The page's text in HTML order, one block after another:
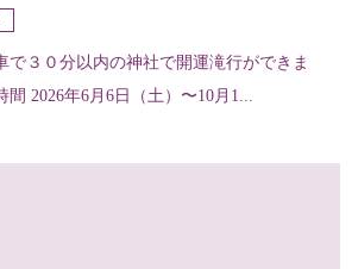
で３０分以内の神社で開運滝行ができま
2026年6月6日（土）〜10月1...